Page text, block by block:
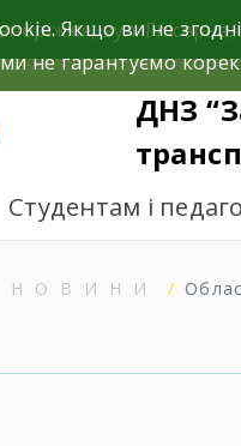
вул. Глісерна,
ДНЗ
Студентам і
НОВИНИ
Якщо ви не
не гарантуємо